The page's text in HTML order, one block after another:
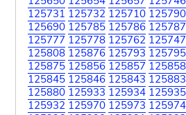
125731 125732 125710 125790
125690 125785 125786 125787
125777 125778 125762 125747
125808 125876 125793 125795
125875 125856 125857 125858
125845 125846 125843 125883
125880 125933 125934 125935
125932 125970 125973 125974